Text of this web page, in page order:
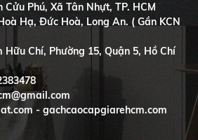
Cửu Phú, Xã Tân Nhựt, TP. HCM
Hạ, Đức Hoà, Long An. ( Gần KCN
Hữu Chí, Phường 15, Quận 5, Hồ Chí
- gachcaocapgiarehcm.com